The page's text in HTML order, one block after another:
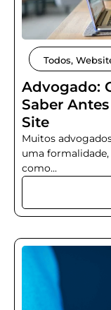
Todos,
Advogado:
Saber
Site
Muitos
uma
como...